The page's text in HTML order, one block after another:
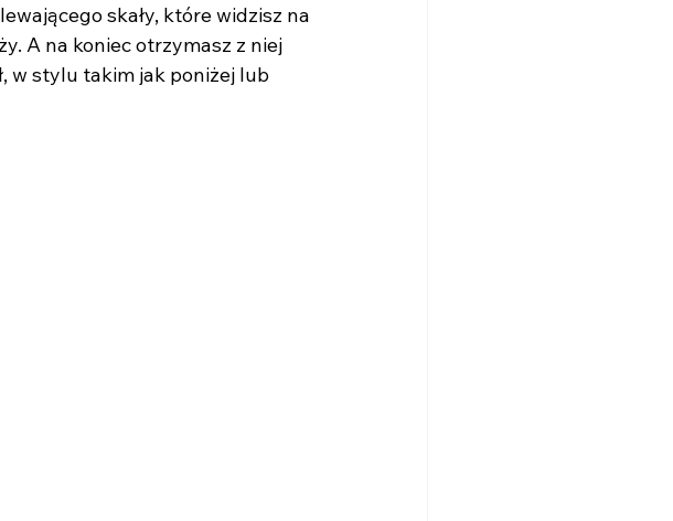
skały, które widzisz na
A na koniec otrzymasz z niej
w stylu takim jak poniżej lub